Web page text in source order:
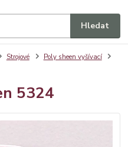
Hledat
Strojové
Poly sheen vyšívací
5324